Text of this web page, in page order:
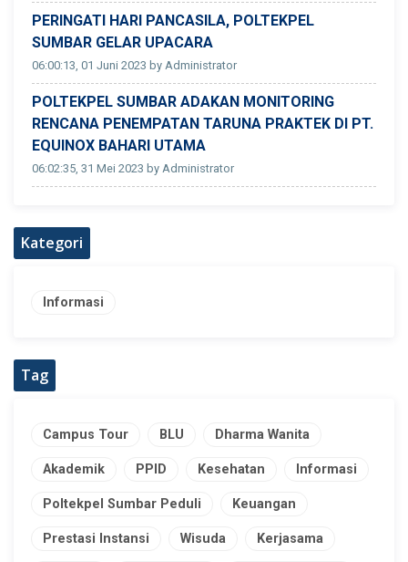
PERINGATI HARI PANCASILA, POLTEKPEL
SUMBAR GELAR UPACARA
06:00:13, 01 Juni 2023 by Administrator
POLTEKPEL SUMBAR ADAKAN MONITORING
RENCANA PENEMPATAN TARUNA PRAKTEK DI PT.
EQUINOX BAHARI UTAMA
06:02:35, 31 Mei 2023 by Administrator
Kategori
Informasi
Tag
Campus Tour BLU Dharma Wanita
Akademik PPID Kesehatan Informasi
Poltekpel Sumbar Peduli Keuangan
Prestasi Instansi Wisuda Kerjasama